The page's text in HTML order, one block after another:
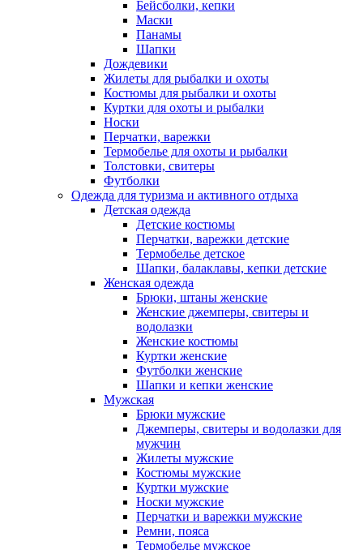
Бейсболки, кепки
Маски
Панамы
Шапки
Дождевики
Жилеты для рыбалки и охоты
Костюмы для рыбалки и охоты
Куртки для охоты и рыбалки
Носки
Перчатки, варежки
Термобелье для охоты и рыбалки
Толстовки, свитеры
Футболки
Одежда для туризма и активного отдыха
Детская одежда
Детские костюмы
Перчатки, варежки детские
Термобелье детское
Шапки, балаклавы, кепки детские
Женская одежда
Брюки, штаны женские
Женские джемперы, свитеры и
водолазки
Женские костюмы
Куртки женские
Футболки женские
Шапки и кепки женские
Мужская
Брюки мужские
Джемперы, свитеры и водолазки для
мужчин
Жилеты мужские
Костюмы мужские
Куртки мужские
Носки мужские
Перчатки и варежки мужские
Ремни, пояса
Термобелье мужское